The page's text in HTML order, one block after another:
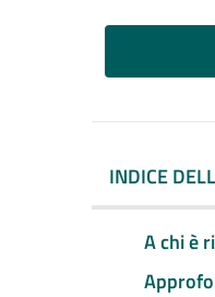
INDICE
A chi è